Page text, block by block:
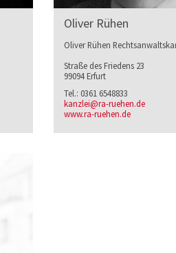
Oliver Rühen
Oliver Rühen
Straße des Friedens 23
99094 Erfurt
Tel.: 0361 6548833
kanzlei@ra-ruehen.de
www.ra-ruehen.de